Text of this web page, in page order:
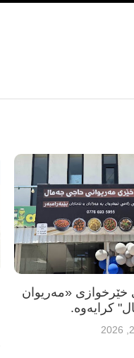
خێرخوازی «مەریوان
كرایه‌وه‌.